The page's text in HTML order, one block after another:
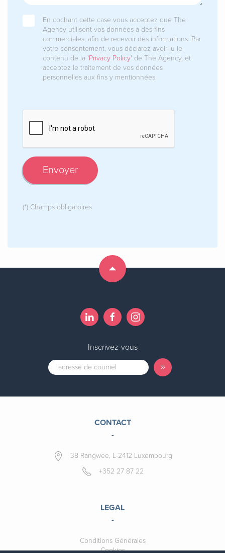
En cochant cette case vous acceptez que The
Agency utilisent vos données à des fins
commerciales, afin de recevoir des informations. Par
votre consentement, vous déclarez avoir lu le
contenu de la 'Privacy Policy' de The Agency, et
acceptez le traitement de vos données
personnelles aux fins y mentionnées.
Envoyer
(*) Champs obligatoires
Inscrivez-vous
CONTACT
-
38 Rangwee, L-2412 Luxembourg
+352 27 87 22
LEGAL
-
Conditions Générales
Cookies